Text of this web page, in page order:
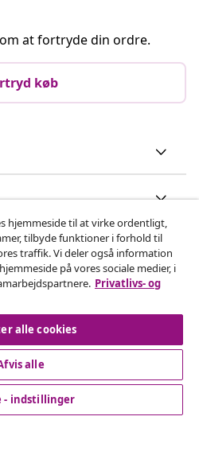
at fortryde din ordre.
køb
er et website under vidaXL
hjemmeside til at virke ordentligt,
tilbyde funktioner i forhold til
traffik. Vi deler også information
på vores sociale medier, i
Privatlivs- og
alle cookies
alle
- indstillinger